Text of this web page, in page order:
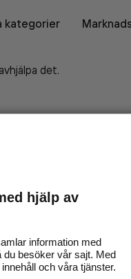
kategorier
det.
hjälp av
information med
du besöker vår sajt. Med
och våra tjänster.